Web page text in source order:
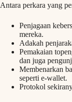
Antara perkara yang
Penjagaan
mereka.
Adakah
Pemakaian
dan juga
Membenarkan
seperti e-wallet.
Protokol